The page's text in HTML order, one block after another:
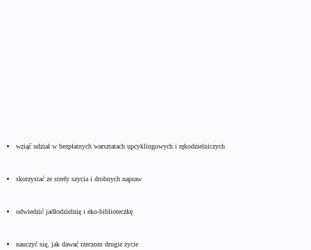
wziąć udział w bezpłatnych warsztatach upcyklingowych i rękodzielniczych
skorzystać ze strefy szycia i drobnych napraw
odwiedzić jadłodzielnię i eko-biblioteczkę
nauczyć się, jak dawać rzeczom drugie życie